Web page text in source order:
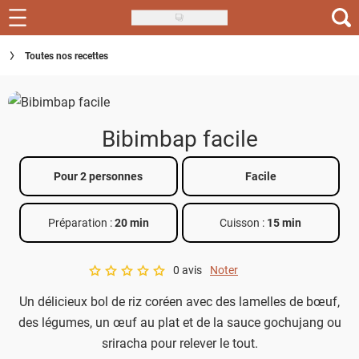
Skip
to
main
Recettes
Inspirations
Menu de la semaine
Actus
Téléchargez l'app Saveurs Recettes
Guide d'achat
Toutes nos recettes
Bibimbap facile
Pour 2 personnes Facile
Préparation :20 min Cuisson : 15 min
A star rating of 0 out of 5.
0 avis Noter
Un délicieux bol de riz coréen avec des lamelles de bœuf,
des légumes, un œuf au plat et de la sauce gochujang ou
sriracha pour relever le tout.